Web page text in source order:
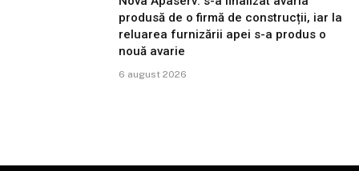
produsă de o firmă de construcții, iar la
reluarea furnizării apei s-a produs o
nouă avarie
6 august 2026